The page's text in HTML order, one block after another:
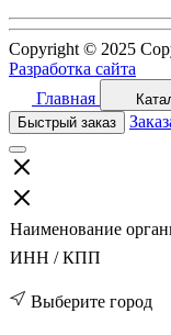
Copyright © 2025
Разработка сайта
Главная
Быстрый заказ
Наименование
ИНН / КПП
Выберите город